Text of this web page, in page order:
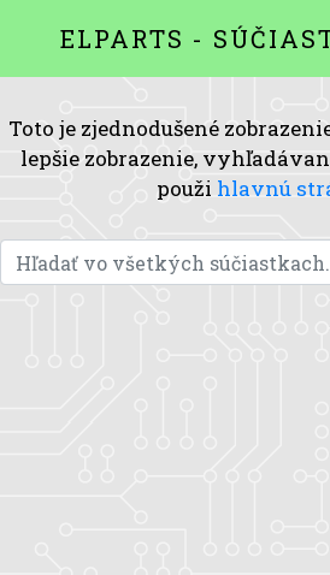
ELPARTS -
Toto je zjednodušené
lepšie zobrazenie,
použi hlavnú